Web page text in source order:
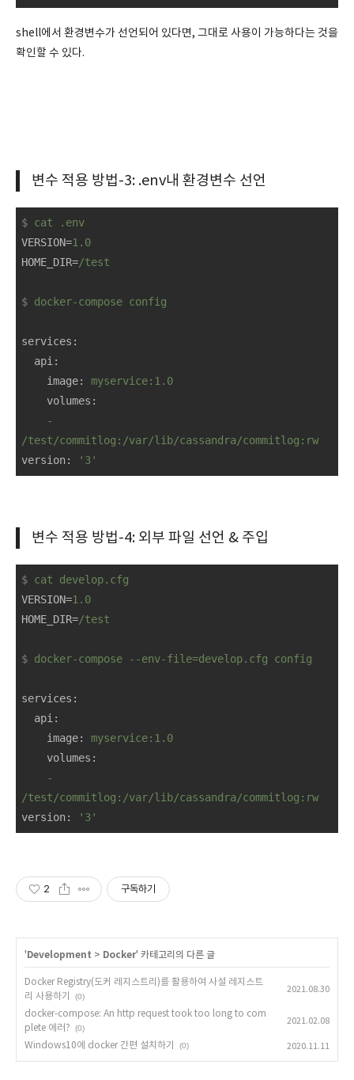
shell에서 환경변수가 선언되어 있다면, 그대로 사용이 가능하다는 것을
확인할 수 있다.
변수 적용 방법-3: .env내 환경변수 선언
$ cat .env
VERSION=1.0
HOME_DIR=/test
$ docker-compose config
services :
api :
image: myservice:1.0
volumes :
-
/test/commitlog:/var/lib/cassandra/commitlog:rw
version: '3'
변수 적용 방법-4: 외부 파일 선언 & 주입
$ cat develop.cfg
VERSION=1.0
HOME_DIR=/test
$ docker-compose --env-file=develop.cfg config
services :
api :
image: myservice:1.0
volumes :
-
/test/commitlog:/var/lib/cassandra/commitlog:rw
version: '3'
2 구독하기
' Development > Docker' 카테고리의 다른 글
Docker Registry(도커 레지스트리)를 활용하여 사설 레지스트
리 사용하기
(0)
2021.08.30
docker-compose: An http request took too long to com
plete 에러?
(0)
2021.02.08
Windows10에 docker 간편 설치하기 (0) 2020.11.11